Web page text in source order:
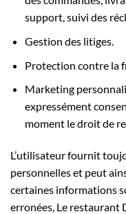
support, suivi des
Gestion des litiges.
Protection contre la
Marketing
expressément
moment le droit de
L’utilisateur fournit
personnelles et peut
certaines informations
erronées, Le restaurant